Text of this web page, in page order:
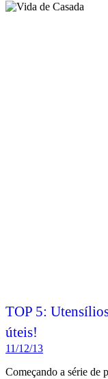
TOP 5:
úteis!
11/12/13
Começando a série de